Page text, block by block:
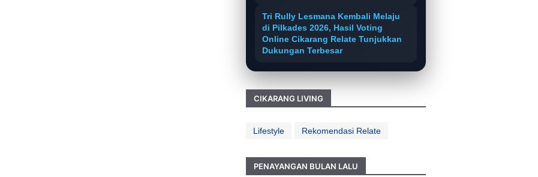
Tri Rully Lesmana Kembali Melaju
di Pilkades 2026, Hasil Voting
Online Cikarang Relate Tunjukkan
Dukungan Terbesar
CIKARANG LIVING
Lifestyle Rekomendasi Relate
PENAYANGAN BULAN LALU